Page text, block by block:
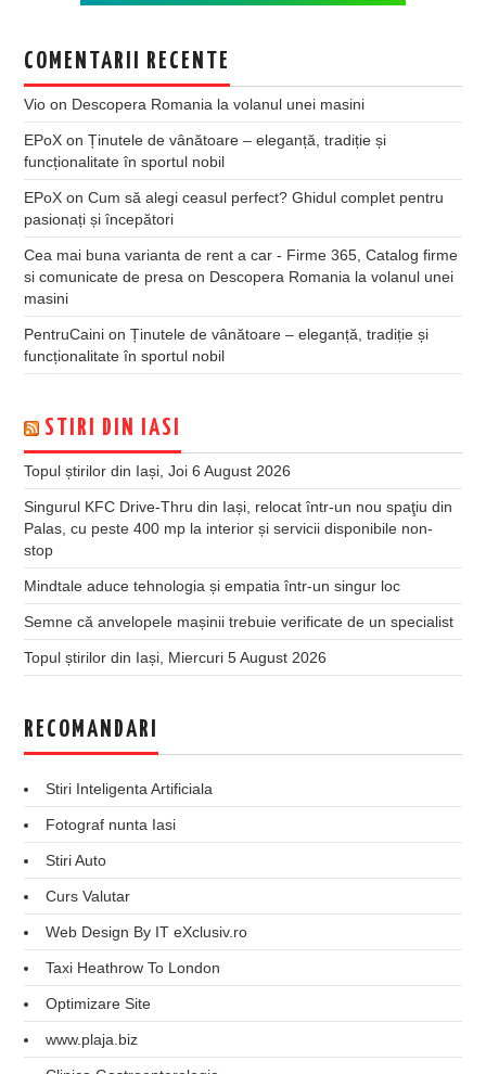
COMENTARII RECENTE
Vio on Descopera Romania la volanul unei masini
EPoX onȚinutele de vânătoare – eleganță, tradiție și
funcționalitate în sportul nobil
EPoX onCum să alegi ceasul perfect? Ghidul complet pentru
pasionați și începători
Cea mai buna varianta de rent a car - Firme 365, Catalog firme
si comunicate de presa on Descopera Romania la volanul unei
masini
PentruCaini onȚinutele de vânătoare – eleganță, tradiție și
funcționalitate în sportul nobil
STIRI DIN IASI
Topul știrilor din Iași, Joi 6 August 2026
Singurul KFC Drive-Thru din Iași, relocat într-un nou spaţiu din
Palas, cu peste 400 mp la interior și servicii disponibile non-
stop
Mindtale aduce tehnologia și empatia într-un singur loc
Semne că anvelopele mașinii trebuie verificate de un specialist
Topul știrilor din Iași, Miercuri 5 August 2026
RECOMANDARI
Stiri Inteligenta Artificiala
Fotograf nunta Iasi
Stiri Auto
Curs Valutar
Web Design By IT eXclusiv.ro
Taxi Heathrow To London
Optimizare Site
www.plaja.biz